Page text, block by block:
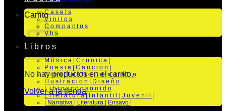
Carrito
No hay productos en el carrito.
Volver a la tienda
C a s e t s
V i n i l o s
C o m p a c t o s
V h s
L i b r o s
M ú s i c a | C r o n i c a |
P o e s i a | C a n c i o n |
C i n e | T e a t r o | Fo t o g r a f i a
I l u s t r a c i o n | D i s e ñ o
L i b r o s c o n s o n i d o
L i t e r a t u r a | I n f a n t i l | J u v e n i l |
| Narrativa | Literatura | Ensayo |